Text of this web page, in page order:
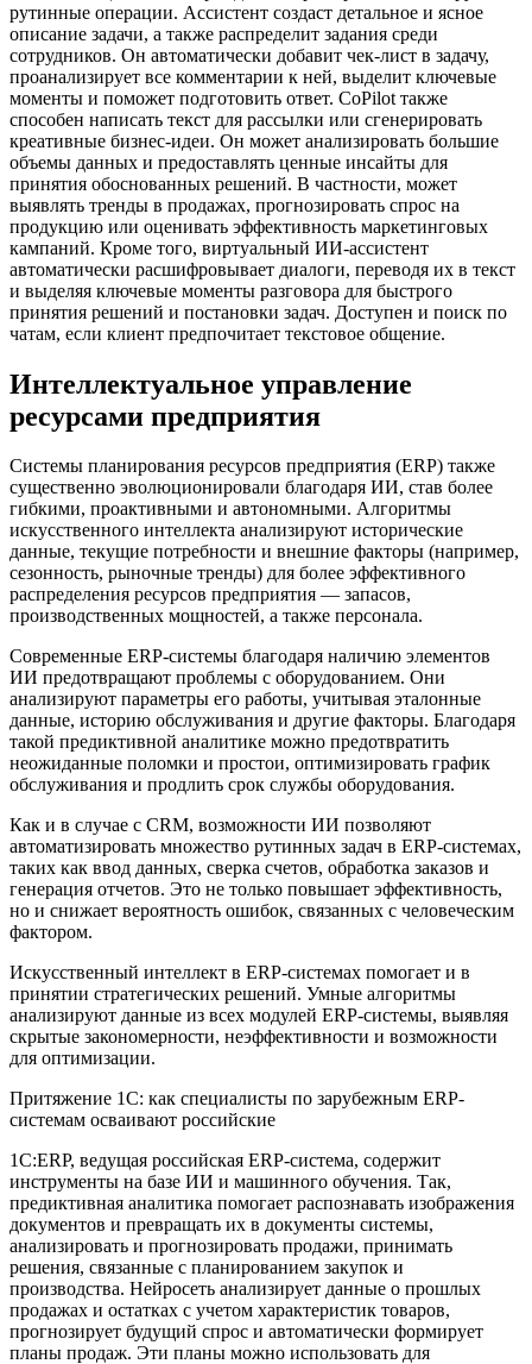
рутинные операции. Ассистент создаст детальное и ясное
описание задачи, а также распределит задания среди
сотрудников. Он автоматически добавит чек-лист в задачу,
проанализирует все комментарии к ней, выделит ключевые
моменты и поможет подготовить ответ. CoPilot также
способен написать текст для рассылки или сгенерировать
креативные бизнес-идеи. Он может анализировать большие
объемы данных и предоставлять ценные инсайты для
принятия обоснованных решений. В частности, может
выявлять тренды в продажах, прогнозировать спрос на
продукцию или оценивать эффективность маркетинговых
кампаний. Кроме того, виртуальный ИИ-ассистент
автоматически расшифровывает диалоги, переводя их в текст
и выделяя ключевые моменты разговора для быстрого
принятия решений и постановки задач. Доступен и поиск по
чатам, если клиент предпочитает текстовое общение.
Интеллектуальное управление
ресурсами предприятия
Системы планирования ресурсов предприятия (ERP) также
существенно эволюционировали благодаря ИИ, став более
гибкими, проактивными и автономными. Алгоритмы
искусственного интеллекта анализируют исторические
данные, текущие потребности и внешние факторы (например,
сезонность, рыночные тренды) для более эффективного
распределения ресурсов предприятия — запасов,
производственных мощностей, а также персонала.
Современные ERP-системы благодаря наличию элементов
ИИ предотвращают проблемы с оборудованием. Они
анализируют параметры его работы, учитывая эталонные
данные, историю обслуживания и другие факторы. Благодаря
такой предиктивной аналитике можно предотвратить
неожиданные поломки и простои, оптимизировать график
обслуживания и продлить срок службы оборудования.
Как и в случае с CRM, возможности ИИ позволяют
автоматизировать множество рутинных задач в ERP-системах,
таких как ввод данных, сверка счетов, обработка заказов и
генерация отчетов. Это не только повышает эффективность,
но и снижает вероятность ошибок, связанных с человеческим
фактором.
Искусственный интеллект в ERP-системах помогает и в
принятии стратегических решений. Умные алгоритмы
анализируют данные из всех модулей ERP-системы, выявляя
скрытые закономерности, неэффективности и возможности
для оптимизации.
Притяжение 1С: как специалисты по зарубежным ERP-
системам осваивают российские
1С:ERP, ведущая российская ERP-система, содержит
инструменты на базе ИИ и машинного обучения. Так,
предиктивная аналитика помогает распознавать изображения
документов и превращать их в документы системы,
анализировать и прогнозировать продажи, принимать
решения, связанные с планированием закупок и
производства. Нейросеть анализирует данные о прошлых
продажах и остатках с учетом характеристик товаров,
прогнозирует будущий спрос и автоматически формирует
планы продаж. Эти планы можно использовать для